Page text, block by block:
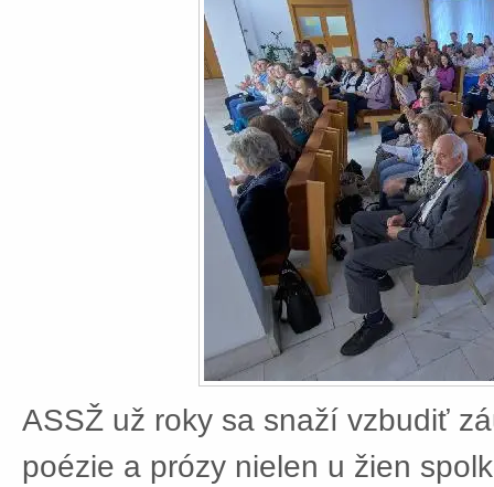
ASSŽ už roky sa snaží vzbudiť
poézie a prózy nielen u žien